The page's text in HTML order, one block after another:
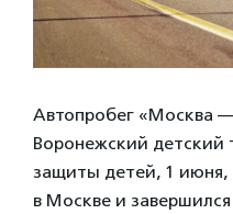
Автопробег «Москва
Воронежский детский
защиты детей, 1
в Москве и